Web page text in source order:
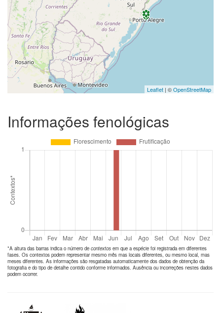
Leaflet | ©OpenStreetMap
Informações fenológicas
*A altura das barras indica o número de contextos em que a espécie foi registrada em diferentes
fases. Os contextos podem representar mesmo mês mas locais diferentes, ou mesmo local, mas
meses diferentes. As informações são resgatadas automaticamente dos dados de obtenção da
fotografia e do tipo de detalhe contido conforme informados. Ausência ou incorreções nestes dados
podem ocorrer.